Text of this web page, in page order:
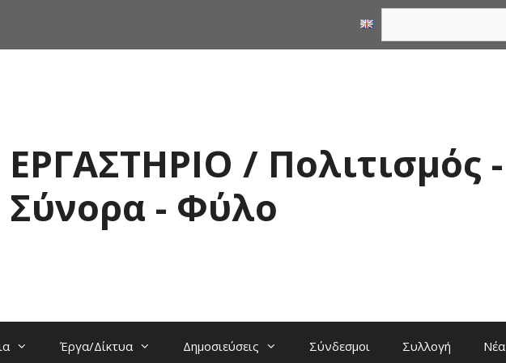
ΕΡΓΑΣΤΗΡΙΟ / Πολιτισμός -
Σύνορα - Φύλο
Έργα/Δίκτυα Δημοσιεύσεις Σύνδεσμοι Συλλογή Νέα